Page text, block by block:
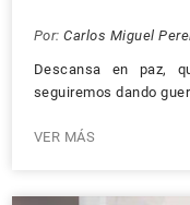
Por: Carlos Miguel
Descansa en paz,
seguiremos dando
VER MÁS